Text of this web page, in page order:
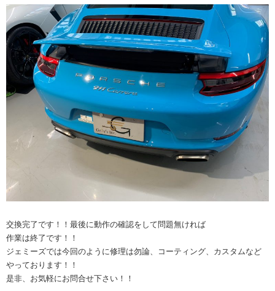
交換完了です！！最後に動作の確認をして問題無ければ
作業は終了です！！
ジェミーズでは今回のように修理は勿論、コーティング、カスタムなど
やっております！！
是非、お気軽にお問合せ下さい！！